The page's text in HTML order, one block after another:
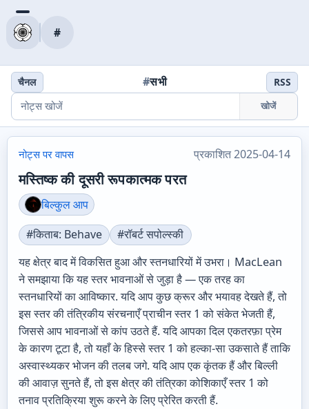
#
चैनल #सभी RSS
खोजें
नोट्स पर वापस प्रकाशित 2025-04-14
मस्तिष्क की दूसरी रूपकात्मक परत
बिल्कुल आप
#किताब: Behave
#रॉबर्ट सपोल्स्की
यह क्षेत्र बाद में विकसित हुआ और स्तनधारियों में उभरा। MacLean
ने समझाया कि यह स्तर भावनाओं से जुड़ा है — एक तरह का
स्तनधारियों का आविष्कार. यदि आप कुछ क्रूर और भयावह देखते हैं, तो
इस स्तर की तंत्रिकीय संरचनाएँ प्राचीन स्तर 1 को संकेत भेजती हैं,
जिससे आप भावनाओं से कांप उठते हैं. यदि आपका दिल एकतरफ़ा प्रेम
के कारण टूटा है, तो यहाँ के हिस्से स्तर 1 को हल्का-सा उकसाते हैं ताकि
अस्वास्थ्यकर भोजन की तलब जगे. यदि आप एक कृंतक हैं और बिल्ली
की आवाज़ सुनते हैं, तो इस क्षेत्र की तंत्रिका कोशिकाएँ स्तर 1 को
तनाव प्रतिक्रिया शुरू करने के लिए प्रेरित करती हैं.